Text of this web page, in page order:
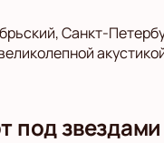
Санкт-
под